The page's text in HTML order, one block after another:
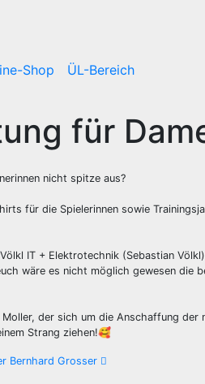
Shop
ÜL-Bereich
für
nicht spitze aus?
für die Spielerinnen sowie
IT + Elektrotechnik (Sebastian
wäre es nicht möglich gewesen die
der sich um die Anschaffung
Strang ziehen!🥰
Bernhard Grosser